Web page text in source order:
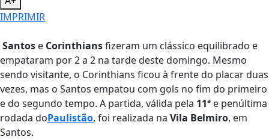
IMPRIMIR
Santos e Corinthiansfizeram um clássico equilibrado e
empataram por 2 a 2 na tarde deste domingo. Mesmo
sendo visitante, o Corinthians ficou à frente do placar duas
vezes, mas o Santos empatou com gols no fim do primeiro
e do segundo tempo. A partida, válida pela 11ª e penúltima
rodada doPaulistão, foi realizada na Vila Belmiro, em
Santos.